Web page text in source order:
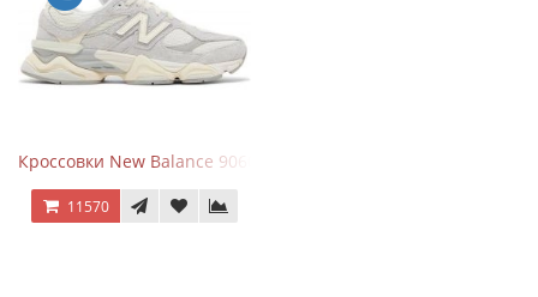
Кроссовки New Balance 9060 Quartz Grey
11570